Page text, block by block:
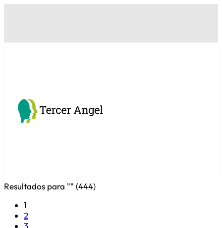
Resultados para "" (444)
1
2